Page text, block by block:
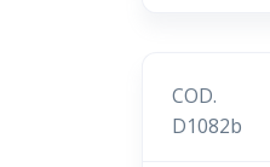
COD.
D1082b